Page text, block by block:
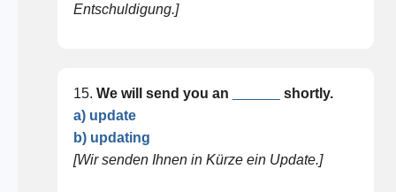
Entschuldigung.]
15. We will send you an
shortly.
a) update
b) updating
[Wir senden Ihnen in Kürze ein Update.]